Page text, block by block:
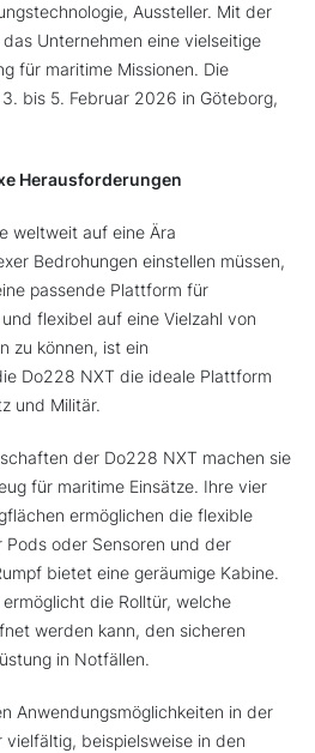
Aussteller. Mit der
Unternehmen eine vielseitige
für maritime Missionen. Die
bis 5. Februar 2026 in Göteborg,
Herausforderungen
weltweit auf eine Ära
Bedrohungen einstellen müssen,
passende Plattform für
flexibel auf eine Vielzahl von
zu können, ist ein
Do228 NXT die ideale Plattform
und Militär.
der Do228 NXT machen sie
für maritime Einsätze. Ihre vier
ermöglichen die flexible
oder Sensoren und der
bietet eine geräumige Kabine.
die Rolltür, welche
werden kann, den sicheren
in Notfällen.
Anwendungsmöglichkeiten in der
beispielsweise in den